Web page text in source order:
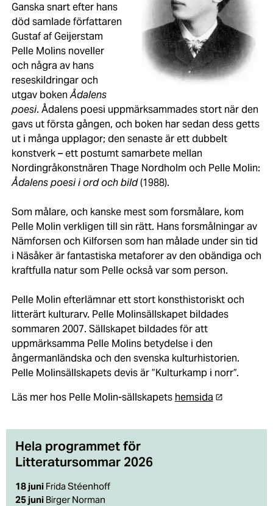
Ganska snart efter hans
död samlade författaren
Gustaf af Geijerstam
Pelle Molins noveller
och några av hans
reseskildringar och
utgav bokenÅdalens
poesi. Ådalens poesi uppmärksammades stort när den
gavs ut första gången, och boken har sedan dess getts
ut i många upplagor; den senaste är ett dubbelt
konstverk – ett postumt samarbete mellan
Nordingråkonstnären Thage Nordholm och Pelle Molin:
Ådalens poesi i ord och bild(1988).
Som målare, och kanske mest som forsmålare, kom
Pelle Molin verkligen till sin rätt. Hans forsmålningar av
Nämforsen och Kilforsen som han målade under sin tid
i Näsåker är fantastiska metaforer av den obändiga och
kraftfulla natur som Pelle också var som person.
Pelle Molin efterlämnar ett stort konsthistoriskt och
litterärt kulturarv. Pelle Molinsällskapet bildades
sommaren 2007. Sällskapet bildades för att
uppmärksamma Pelle Molins betydelse i den
ångermanländska och den svenska kulturhistorien.
Pelle Molinsällskapets devis är ”Kulturkamp i norr”.
Läs mer hos Pelle Molin-sällskapets hemsida
Hela programmet för
Litteratursommar 2026
18 juni Frida Stéenhoff
25 juni Birger Norman